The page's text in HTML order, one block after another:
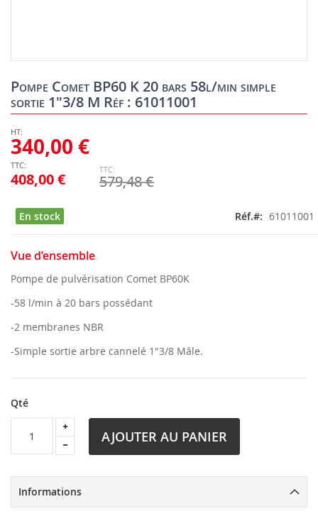
Pompe Comet BP60 K 20 bars 58l/min simple
sortie 1"3/8 M Réf : 61011001
408,00 €
340,00 €
579,48 €
En stock Réf. 61011001
Vue d’ensemble
Pompe de pulvérisation Comet BP60K
-58 l/min à 20 bars possédant
-2 membranes NBR
-Simple sortie arbre cannelé 1"3/8 Mâle.
Qté
AJOUTER AU PANIER
to
the
beginning
the
images
gallery
Informations